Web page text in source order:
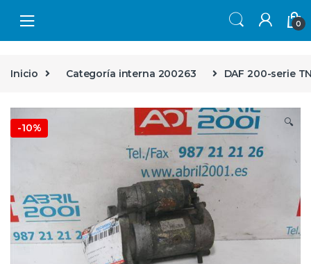
0
Inicio Categoría interna 200263 DAF 200-serie
-10% 🔍